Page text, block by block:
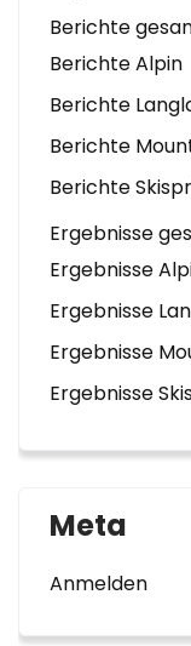
Berichte
Berichte Alpin
Berichte
Berichte
Berichte
Ergebnisse
Ergebnisse
Ergebnisse
Ergebnisse
Ergebnisse
Meta
Anmelden